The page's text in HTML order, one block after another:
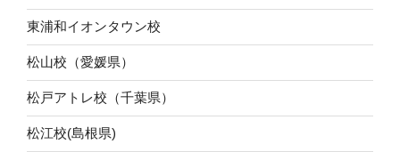
東浦和イオンタウン校
松山校（愛媛県）
松戸アトレ校（千葉県）
松江校(島根県)